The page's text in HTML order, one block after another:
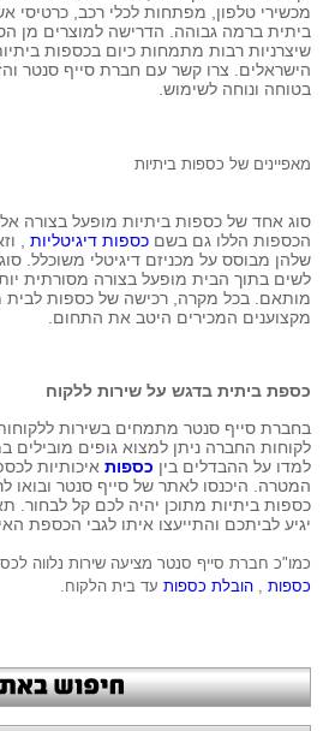
בטוחה ונוחה לשימוש.
מאפיינים של כספות ביתיות
הכספות הללו גם בשם כספות דיגיטליות
מקצוענים המכירים היטב את התחום.
כספת ביתית בדגש על שירות ללקוח
למדו על ההבדלים בין כספות
יגיע לביתכם והתייעצו איתו לגבי הכספת
כמו"כ חברת סייף סנטר מציעה שירות נלווה
כספות , הובלת כספות עד בית הלקוח.